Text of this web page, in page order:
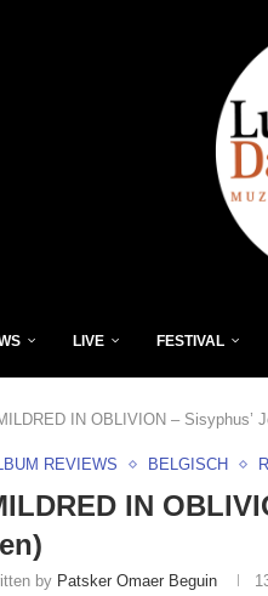
LIVE FESTIVAL
IN OBLIVION – Sisyphus’
REVIEWS BELGISCH
IN
by Patsker Omaer Beguin